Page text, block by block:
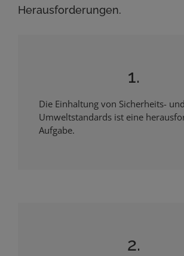
Herausforderungen.
1.
Die Einhaltung von Sicherheits- und
Umweltstandards ist eine
Aufgabe.
2.